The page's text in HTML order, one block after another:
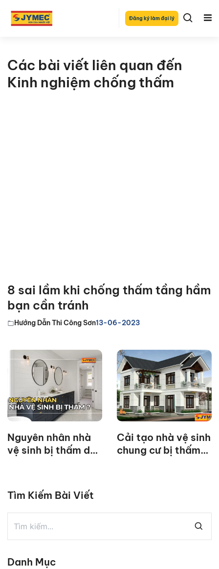
Đăng ký làm đại lý
Các bài viết liên quan đến
Kinh nghiệm chống thấm
8 sai lầm khi chống thấm tầng hầm
bạn cần tránh
Hướng Dẫn Thi Công Sơn13-06-2023
Nguyên nhân nhà
vệ sinh bị thấm do
Cải tạo nhà vệ sinh
chung cư bị thấm
Tìm Kiếm Bài Viết
Danh Mục